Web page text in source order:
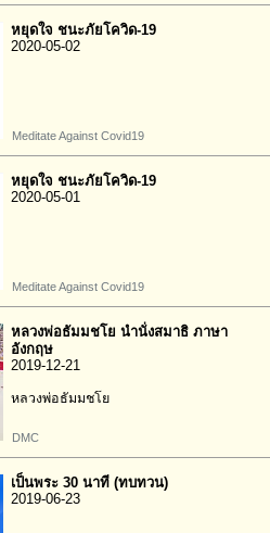
หยุดใจ ชนะภัยโควิด-19
2020-05-02
Meditate Against Covid19
หยุดใจ ชนะภัยโควิด-19
2020-05-01
Meditate Against Covid19
หลวงพ่อธัมมชโย นำนั่งสมาธิ ภาษา
อังกฤษ
2019-12-21
หลวงพ่อธัมมชโย
DMC
เป็นพระ 30 นาที (ทบทวน)
2019-06-23